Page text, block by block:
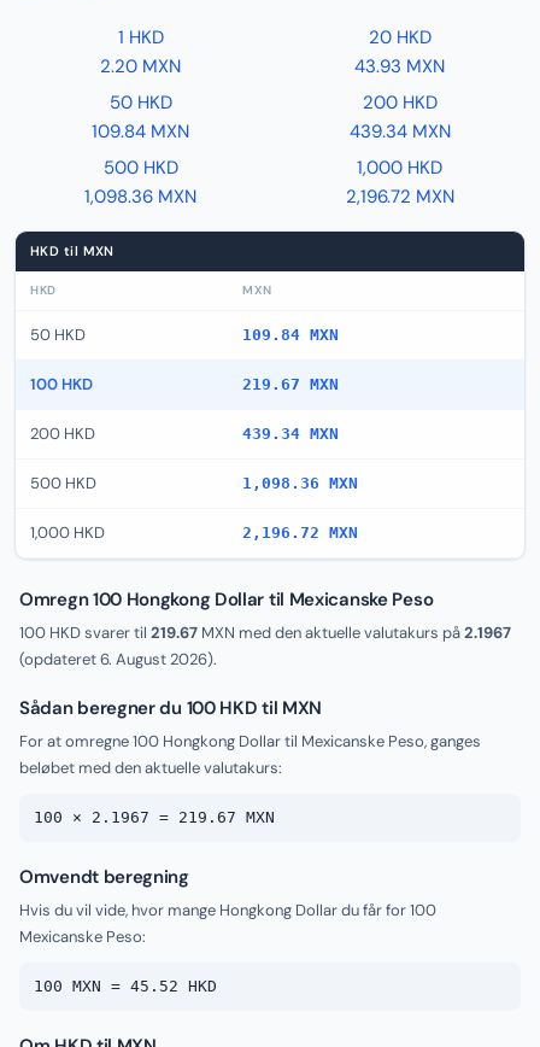
1 HKD
2.20 MXN
20 HKD
43.93 MXN
50 HKD
109.84 MXN
200 HKD
439.34 MXN
500 HKD
1,098.36 MXN
1,000 HKD
2,196.72 MXN
HKD til MXN
HKD MXN
50 HKD 109.84 MXN
100 HKD 219.67 MXN
200 HKD 439.34 MXN
500 HKD 1,098.36 MXN
1,000 HKD 2,196.72 MXN
Omregn 100 Hongkong Dollar til Mexicanske Peso
100 HKD svarer til 219.67 MXN med den aktuelle valutakurs på2.1967
(opdateret6. August 2026).
Sådan beregner du 100 HKD til MXN
For at omregne 100 Hongkong Dollar til Mexicanske Peso, ganges
beløbet med den aktuelle valutakurs:
100 × 2.1967 = 219.67 MXN
Omvendt beregning
Hvis du vil vide, hvor mange Hongkong Dollar du får for 100
Mexicanske Peso:
100 MXN = 45.52 HKD